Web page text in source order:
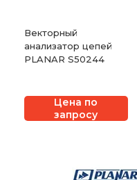
Векторный
анализатор цепей
PLANAR S50244
Цена по
запросу